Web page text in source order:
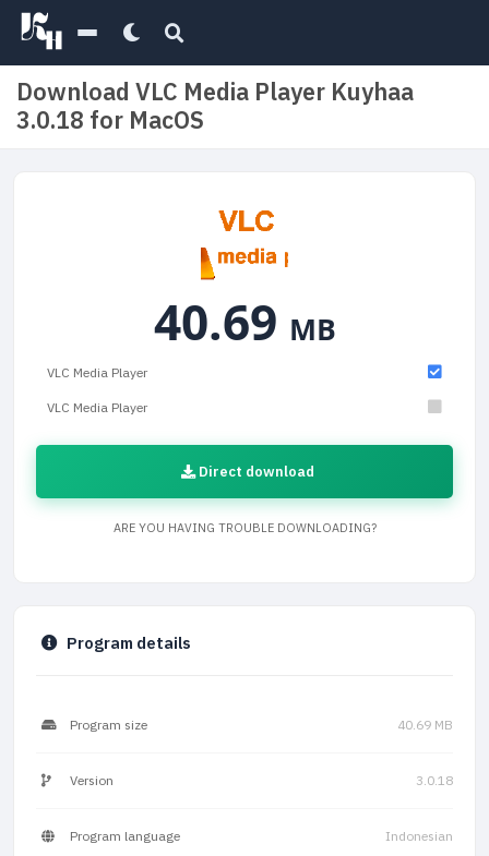
Download VLC Media Player Kuyhaa
3.0.18 for MacOS
40.69 MB
VLC Media Player
VLC Media Player
Direct download
ARE YOU HAVING TROUBLE DOWNLOADING?
Program details
Program size 40.69 MB
Version 3.0.18
Program language Indonesian